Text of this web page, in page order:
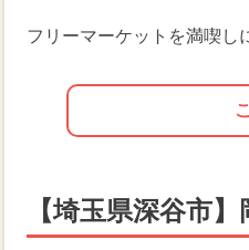
フリーマーケットを満喫し
【埼玉県深谷市